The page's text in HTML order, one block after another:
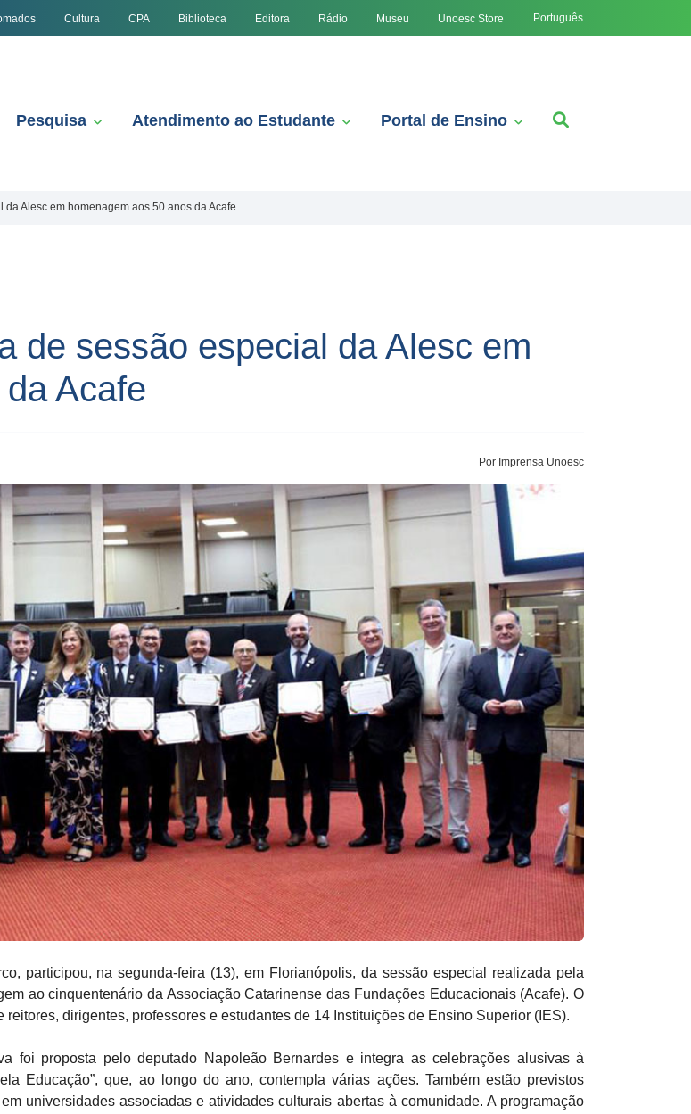
Cultura CPA Biblioteca Editora Rádio Museu Unoesc Store Português
Pesquisa Atendimento ao Estudante Portal de Ensino
Alesc em homenagem aos 50 anos da Acafe
de sessão especial da Alesc em
Acafe
Por Imprensa Unoesc
participou, na segunda-feira (13), em Florianópolis, da sessão especial realizada pela
ao cinquentenário da Associação Catarinense das Fundações Educacionais (Acafe). O
dirigentes, professores e estudantes de 14 Instituições de Ensino Superior (IES).
foi proposta pelo deputado Napoleão Bernardes e integra as celebrações alusivas à
Educação”, que, ao longo do ano, contempla várias ações. Também estão previstos
universidades associadas e atividades culturais abertas à comunidade. A programação